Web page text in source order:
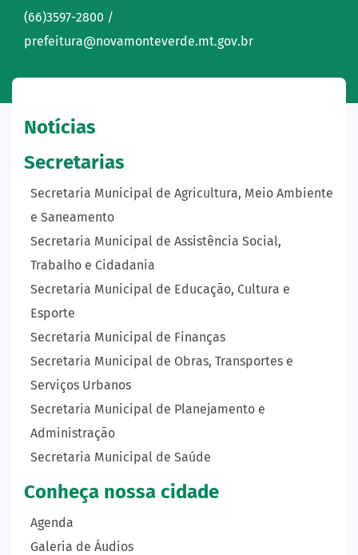
(66)3597-2800 /
prefeitura@novamonteverde.mt.gov.br
Notícias
Secretarias
Secretaria Municipal de Agricultura, Meio Ambiente
e Saneamento
Secretaria Municipal de Assistência Social,
Trabalho e Cidadania
Secretaria Municipal de Educação, Cultura e
Esporte
Secretaria Municipal de Finanças
Secretaria Municipal de Obras, Transportes e
Serviços Urbanos
Secretaria Municipal de Planejamento e
Administração
Secretaria Municipal de Saúde
Conheça nossa cidade
Agenda
Galeria de Áudios